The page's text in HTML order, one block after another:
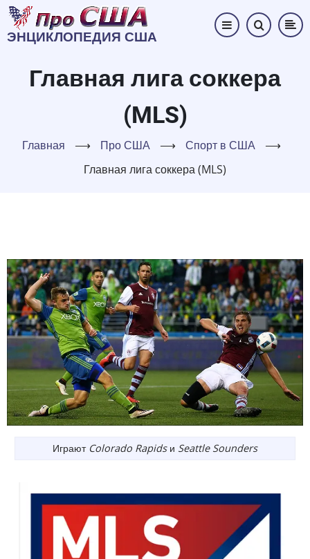
Перейти
основному
ЭНЦИКЛОПЕДИЯ США
Главная лига соккера
(MLS)
Главная ⟶ Про США ⟶ Спорт в США
⟶
Главная лига соккера (MLS)
Играют Colorado Rapidsи Seattle Sounders